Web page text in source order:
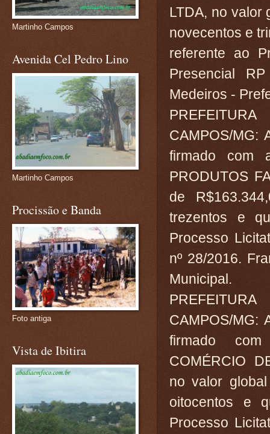
LTDA, no valor
novecentos e
referente ao
Presencial
Medeiros -
CAMPOS/MG:
firmado com
PRODUTOS
de
trezentos e
Processo
nº 28/2016.
Municipal.
CAMPOS/MG:
firmado
COMÉRCIO
no valor
oitocentos e
Processo
Martinho Campos
Avenida Cel Pedro Lino
Martinho Campos
Procissão e Banda
Foto antiga
Vista de Ibitira